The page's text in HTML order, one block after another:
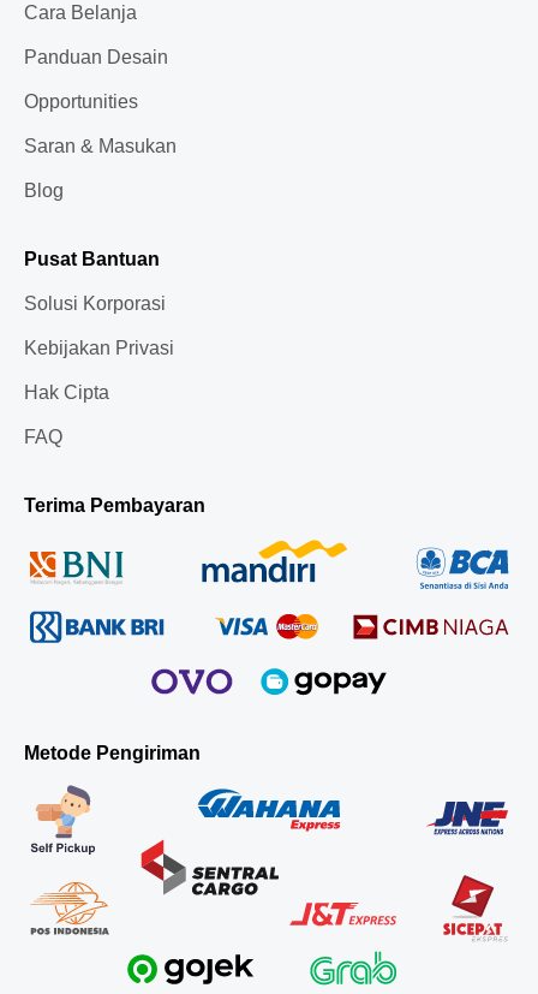
Cara Belanja
Panduan Desain
Opportunities
Saran & Masukan
Blog
Pusat Bantuan
Solusi Korporasi
Kebijakan Privasi
Hak Cipta
FAQ
Terima Pembayaran
Metode Pengiriman